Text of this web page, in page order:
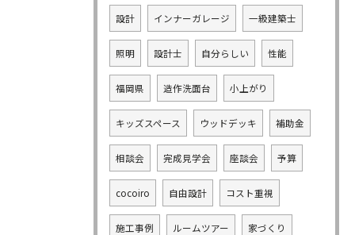
設計 インナーガレージ 一級建築士
照明 設計士 自分らしい 性能
福岡県 造作洗面台 小上がり
キッズスペース ウッドデッキ 補助金
相談会 完成見学会 座談会 予算
cocoiro 自由設計 コスト重視
施工事例 ルームツアー 家づくり